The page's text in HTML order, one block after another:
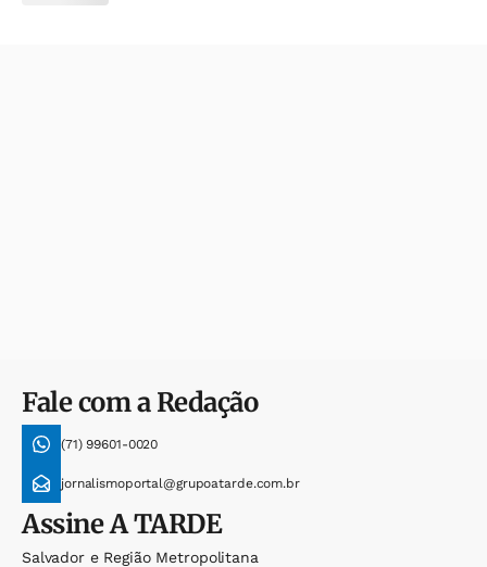
Fale com a Redação
(71) 99601-0020
jornalismoportal@grupoatarde.com.br
AssineA TARDE
Salvador e Região Metropolitana